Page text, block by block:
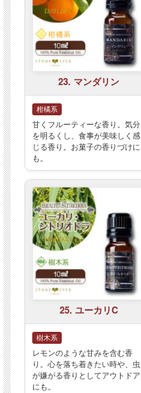
23. マンダリン
柑橘系
甘くフルーティーな香り。気分
を明るくし、食事が美味しく感
じる香り。お菓子の香りづけに
も。
25. ユーカリC
樹木系
レモンのような甘みを含む香
り。心を落ち着きたい時や、虫
が嫌がる香りとしてアウトドア
にも。